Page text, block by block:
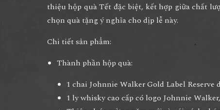
thiệu hộp quà Tết đặc biệt, kết hợp giữa chất
chọn quà tặng ý nghĩa cho dịp lễ này.
Chi tiết sản phẩm:
Thành phần hộp quà:
1 chai Johnnie Walker Gold Label Reserve
1 ly whisky cao cấp có logo Johnnie